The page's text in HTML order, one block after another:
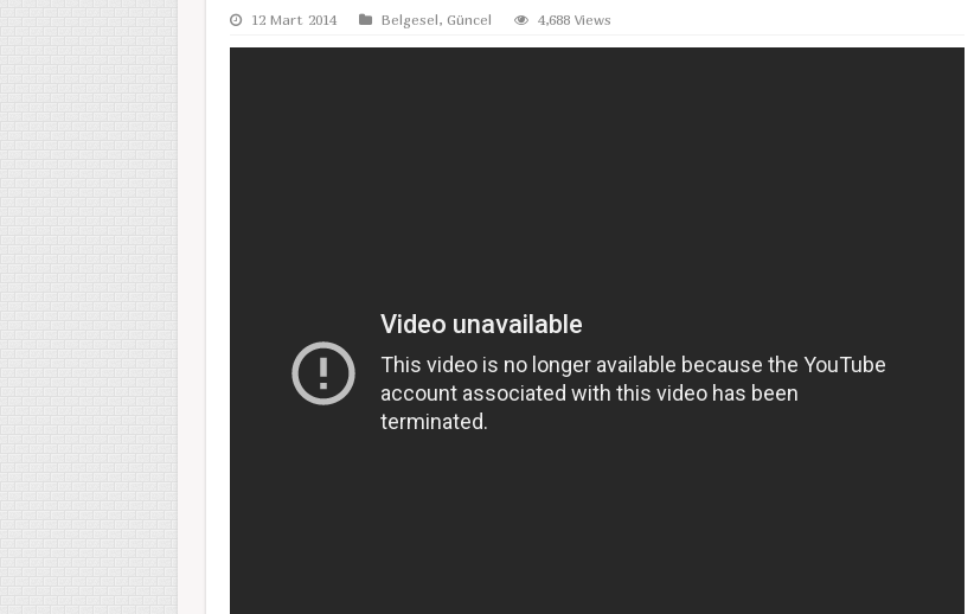
12 Mart 2014 Belgesel, Güncel 4,688 Views